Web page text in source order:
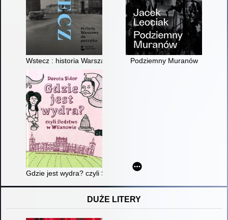
Wstecz : historia Warszawy do początkuPodziemny Muranów
Gdzie jest wydra? czyli Śledztwo w Wilanowie
DUŻE LITERY